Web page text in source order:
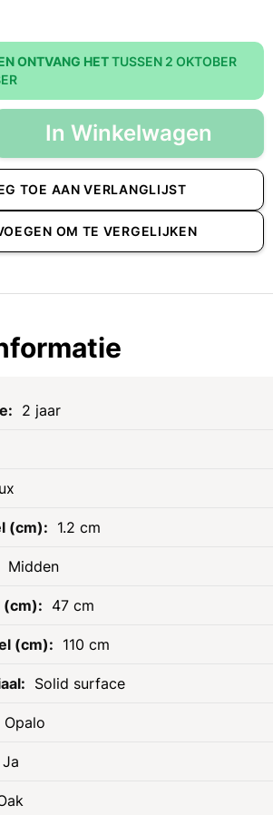
ONTVANG HETTUSSEN 2 OKTOBER
In Winkelwagen
TOE AAN VERLANGLIJST
OM TE VERGELIJKEN
2 jaar
1.2 cm
Midden
47 cm
110 cm
Solid surface
Opalo
Ja